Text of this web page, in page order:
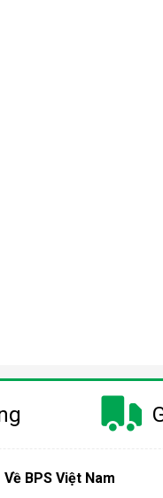
Về BPS Việt Nam